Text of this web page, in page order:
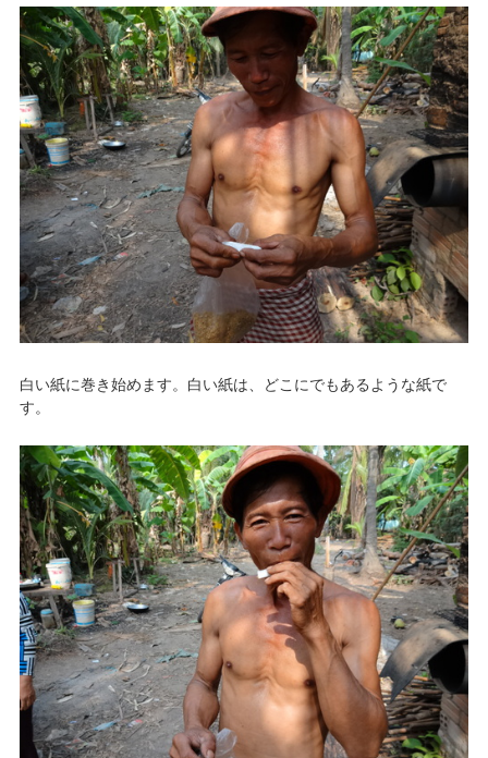
白い紙に巻き始めます。白い紙は、どこにでもあるような紙で
す。